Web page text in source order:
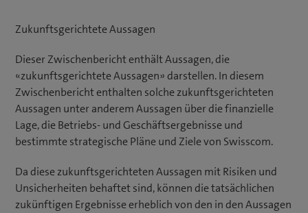
Zukunftsgerichtete Aussagen
Dieser Zwischenbericht enthält Aussagen, die
«zukunftsgerichtete Aussagen» darstellen. In diesem
Zwischenbericht enthalten solche zukunftsgerichteten
Aussagen unter anderem Aussagen über die finanzielle
Lage, die Betriebs- und Geschäftsergebnisse und
bestimmte strategische Pläne und Ziele von Swisscom.
Da diese zukunftsgerichteten Aussagen mit Risiken und
Unsicherheiten behaftet sind, können die tatsächlichen
zukünftigen Ergebnisse erheblich von den in den Aussagen